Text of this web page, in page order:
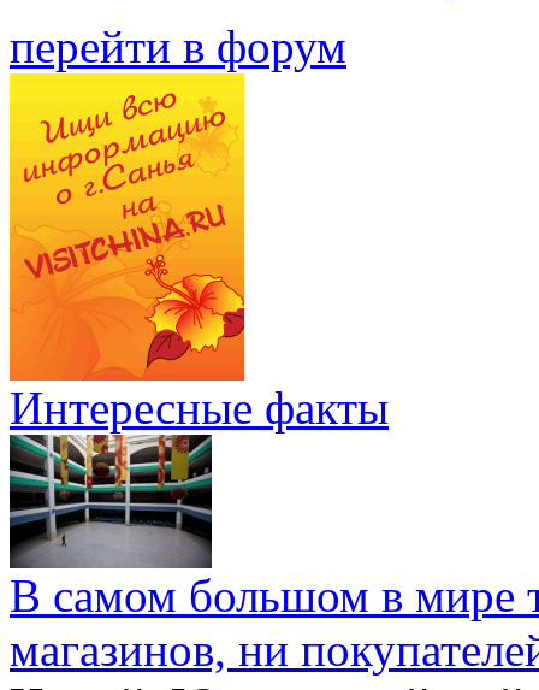
перейти в форум
Интересные факты
В самом большом в мире
магазинов, ни